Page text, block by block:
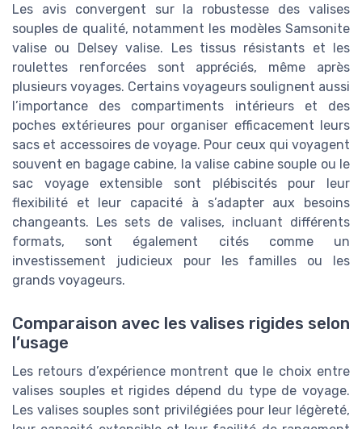
Les avis convergent sur la robustesse des valises
souples de qualité, notamment les modèles Samsonite
valise ou Delsey valise. Les tissus résistants et les
roulettes renforcées sont appréciés, même après
plusieurs voyages. Certains voyageurs soulignent aussi
l’importance des compartiments intérieurs et des
poches extérieures pour organiser efficacement leurs
sacs et accessoires de voyage. Pour ceux qui voyagent
souvent en bagage cabine, la valise cabine souple ou le
sac voyage extensible sont plébiscités pour leur
flexibilité et leur capacité à s’adapter aux besoins
changeants. Les sets de valises, incluant différents
formats, sont également cités comme un
investissement judicieux pour les familles ou les
grands voyageurs.
Comparaison avec les valises rigides selon
l’usage
Les retours d’expérience montrent que le choix entre
valises souples et rigides dépend du type de voyage.
Les valises souples sont privilégiées pour leur légèreté,